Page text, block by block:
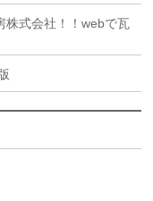
株式会社！！webで瓦